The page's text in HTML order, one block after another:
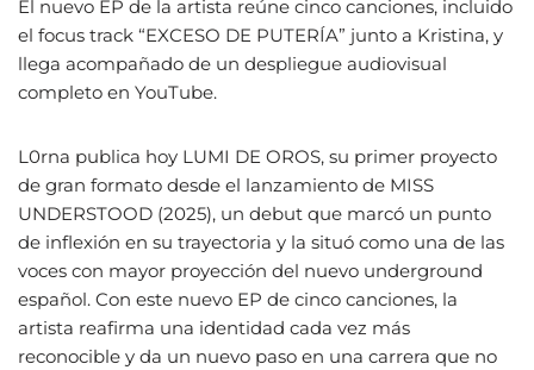
El nuevo EP de la artista reúne cinco canciones, incluido
el focus track “EXCESO DE PUTERÍA” junto a Kristina, y
llega acompañado de un despliegue audiovisual
completo en YouTube.
L0rna publica hoy LUMI DE OROS, su primer proyecto
de gran formato desde el lanzamiento de MISS
UNDERSTOOD (2025), un debut que marcó un punto
de inflexión en su trayectoria y la situó como una de las
voces con mayor proyección del nuevo underground
español. Con este nuevo EP de cinco canciones, la
artista reafirma una identidad cada vez más
reconocible y da un nuevo paso en una carrera que no